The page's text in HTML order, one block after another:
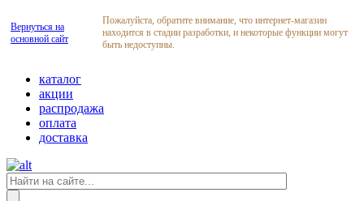
Вернуться на
основной сайт
Пожалуйста, обратите внимание, что интернет-магазин
находится в стадии разработки, и некоторые функции могут
быть недоступны.
каталог
акции
распродажа
оплата
доставка